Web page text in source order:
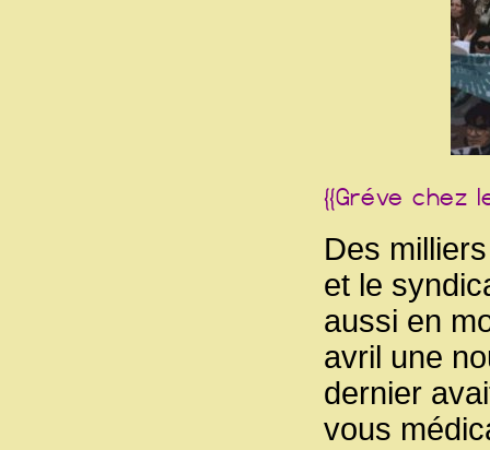
Des
et le
aussi en
avril une
dernier
vous